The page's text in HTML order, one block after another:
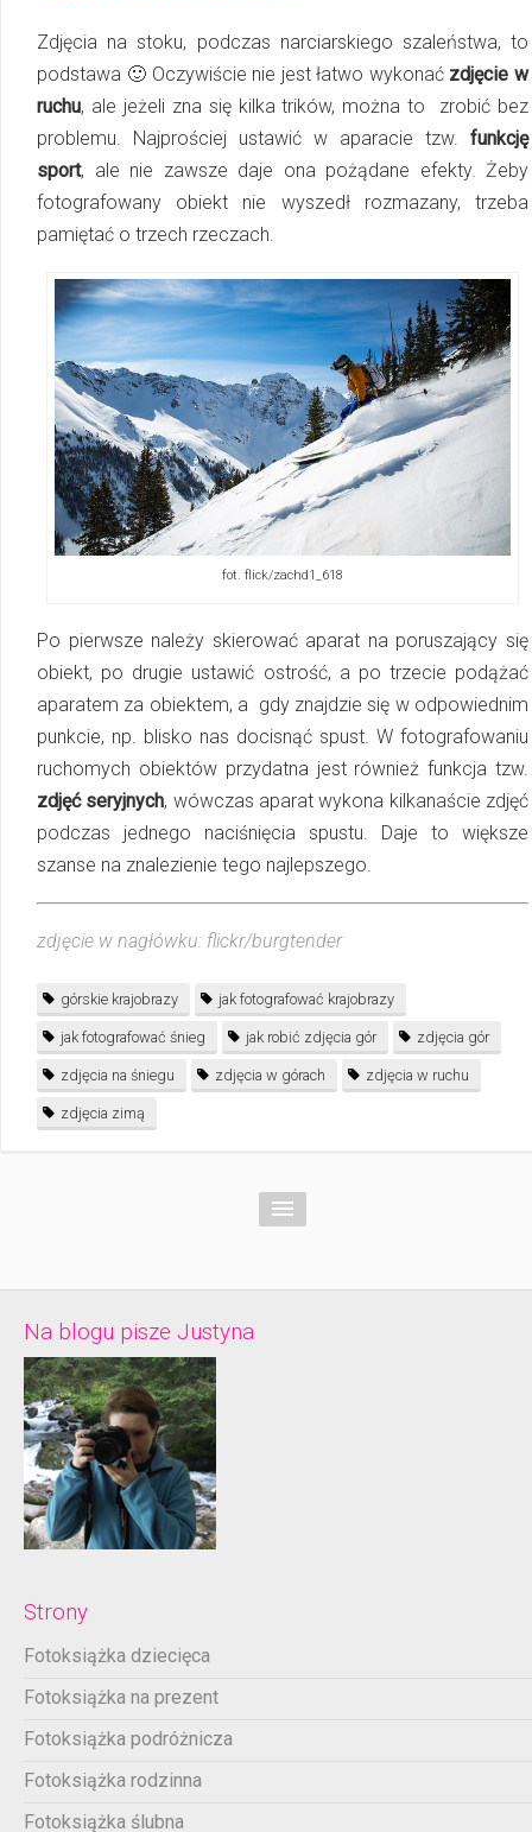
Zdjęcia na stoku, podczas narciarskiego szaleństwa, to
podstawa 🙂 Oczywiście nie jest łatwo wykonaćzdjęcie w
ruchu, ale jeżeli zna się kilka trików, można to zrobić bez
problemu. Najprościej ustawić w aparacie tzw. funkcję
sport, ale nie zawsze daje ona pożądane efekty. Żeby
fotografowany obiekt nie wyszedł rozmazany, trzeba
pamiętać o trzech rzeczach.
fot. flick/zachd1_618
Po pierwsze należy skierować aparat na poruszający się
obiekt, po drugie ustawić ostrość, a po trzecie podążać
aparatem za obiektem, a gdy znajdzie się w odpowiednim
punkcie, np. blisko nas docisnąć spust. W fotografowaniu
ruchomych obiektów przydatna jest również funkcja tzw.
zdjęć seryjnych, wówczas aparat wykona kilkanaście zdjęć
podczas jednego naciśnięcia spustu. Daje to większe
szanse na znalezienie tego najlepszego.
zdjęcie w nagłówku: flickr/burgtender
górskie krajobrazy jak fotografować krajobrazy
jak fotografować śnieg jak robić zdjęcia gór zdjęcia gór
zdjęcia na śniegu zdjęcia w górach zdjęcia w ruchu
zdjęcia zimą
Na blogu pisze Justyna
Strony
Fotoksiążka dziecięca
Fotoksiążka na prezent
Fotoksiążka podróżnicza
Fotoksiążka rodzinna
Fotoksiążka ślubna